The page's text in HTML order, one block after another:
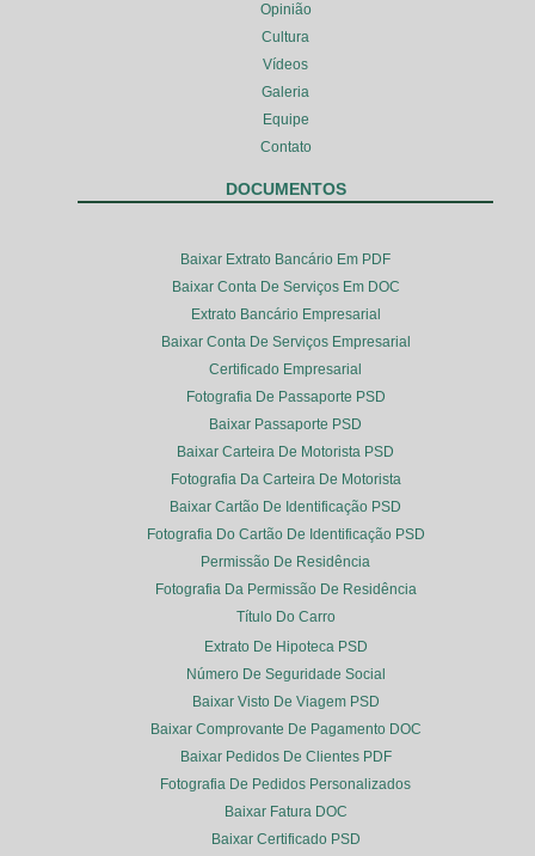
Opinião
Cultura
Vídeos
Galeria
Equipe
Contato
DOCUMENTOS
Baixar Extrato Bancário Em PDF
Baixar Conta De Serviços Em DOC
Extrato Bancário Empresarial
Baixar Conta De Serviços Empresarial
Certificado Empresarial
Fotografia De Passaporte PSD
Baixar Passaporte PSD
Baixar Carteira De Motorista PSD
Fotografia Da Carteira De Motorista
Baixar Cartão De Identificação PSD
Fotografia Do Cartão De Identificação PSD
Permissão De Residência
Fotografia Da Permissão De Residência
Título Do Carro
Extrato De Hipoteca PSD
Número De Seguridade Social
Baixar Visto De Viagem PSD
Baixar Comprovante De Pagamento DOC
Baixar Pedidos De Clientes PDF
Fotografia De Pedidos Personalizados
Baixar Fatura DOC
Baixar Certificado PSD